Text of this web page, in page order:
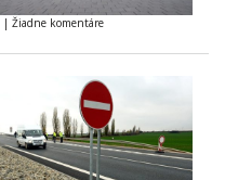
| Žiadne komentáre